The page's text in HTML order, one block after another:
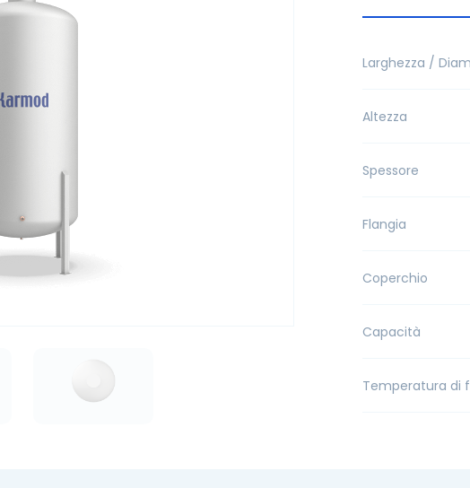
Larghezza /
Altezza
Spessore
Flangia
Coperchio
Capacità
Temperatura di